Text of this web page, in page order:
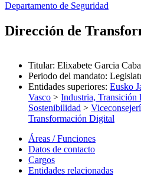
Departamento de Seguridad
Dirección de
Titular: Elixabete Garcia
Periodo del mandato:
Entidades superiores: Eusko
Vasco > Industria, Transición
Sostenibilidad >
Transformación Digital
Áreas / Funciones
Datos de contacto
Cargos
Entidades relacionadas